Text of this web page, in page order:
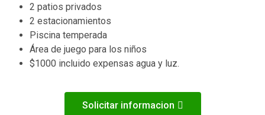
2 patios privados
2 estacionamientos
Piscina temperada
Área de juego para los niños
$1000 incluido expensas agua y luz.
Solicitar informacion